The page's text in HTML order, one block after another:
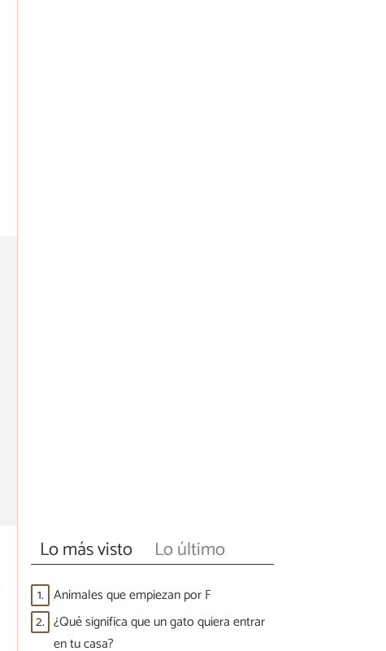
Lo más visto Lo último
1. Animales que empiezan por F
2. ¿Qué significa que un gato quiera entrar
en tu casa?